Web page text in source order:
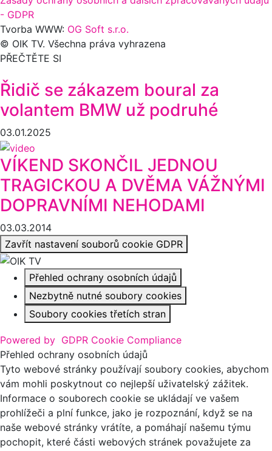
- GDPR
Tvorba WWW: OG Soft s.r.o.
© OIK TV. Všechna práva vyhrazena
PŘEČTĚTE SI
Řidič se zákazem boural za
volantem BMW už podruhé
03.01.2025
VÍKEND SKONČIL JEDNOU
TRAGICKOU A DVĚMA VÁŽNÝMI
DOPRAVNÍMI NEHODAMI
03.03.2014
Zavřít nastavení souborů cookie GDPR
Přehled ochrany osobních údajů
Nezbytně nutné soubory cookies
Soubory cookies třetích stran
Powered by GDPR Cookie Compliance
Přehled ochrany osobních údajů
Tyto webové stránky používají soubory cookies, abychom
vám mohli poskytnout co nejlepší uživatelský zážitek.
Informace o souborech cookie se ukládají ve vašem
prohlížeči a plní funkce, jako je rozpoznání, když se na
naše webové stránky vrátíte, a pomáhají našemu týmu
pochopit, které části webových stránek považujete za